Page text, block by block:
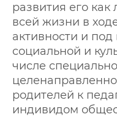
развития его
всей жизни в
активности и
социальной и
числе
родителей к
индивидом